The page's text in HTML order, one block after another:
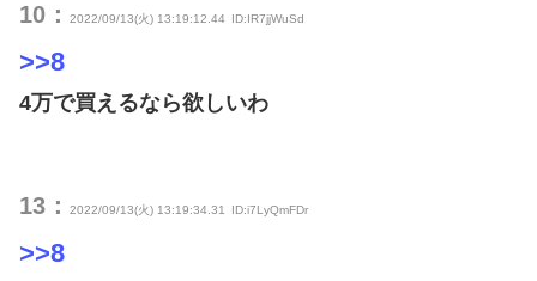
10： 2022/09/13(火) 13:19:12.44 ID:IR7jjWuSd
>>8
4万で買えるなら欲しいわ
13： 2022/09/13(火) 13:19:34.31 ID:i7LyQmFDr
>>8